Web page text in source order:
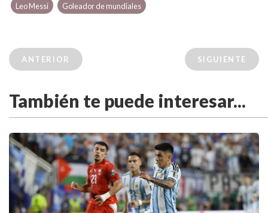
Leo Messi Goleador de mundiales
ANTERIOR SIGUIENTE
También te puede interesar...